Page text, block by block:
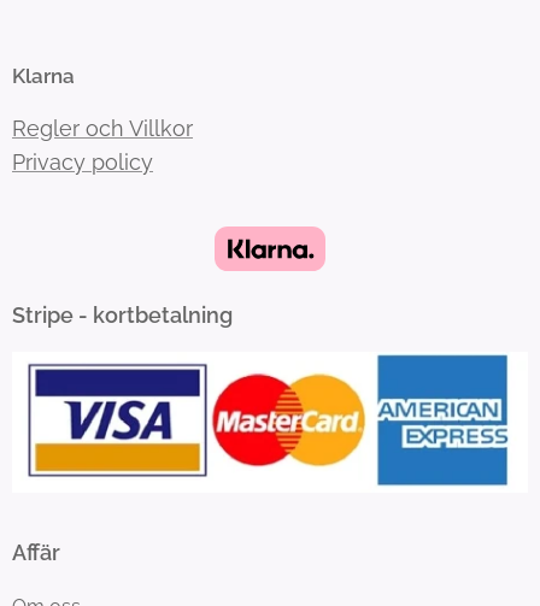
Klarna
Regler och Villkor
Privacy policy
Stripe - kortbetalning
Affär